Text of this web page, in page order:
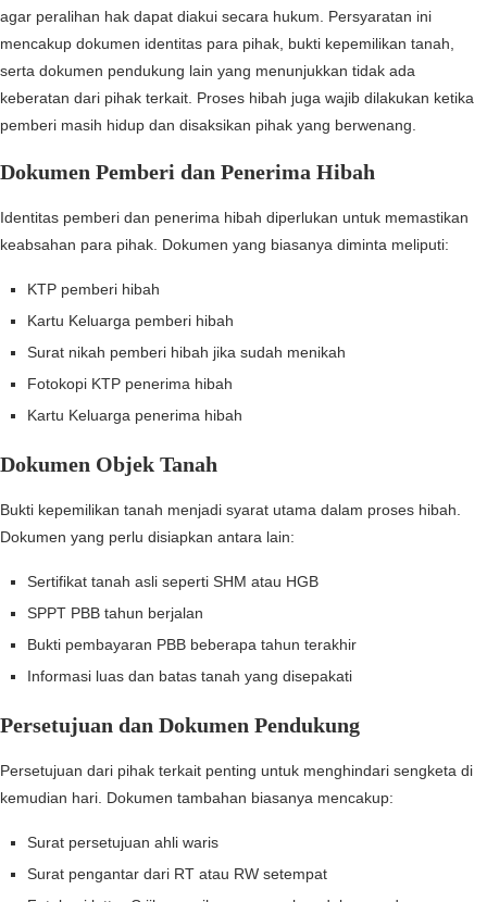
agar peralihan hak dapat diakui secara hukum. Persyaratan ini
mencakup dokumen identitas para pihak, bukti kepemilikan tanah,
serta dokumen pendukung lain yang menunjukkan tidak ada
keberatan dari pihak terkait. Proses hibah juga wajib dilakukan ketika
pemberi masih hidup dan disaksikan pihak yang berwenang.
Dokumen Pemberi dan Penerima Hibah
Identitas pemberi dan penerima hibah diperlukan untuk memastikan
keabsahan para pihak. Dokumen yang biasanya diminta meliputi:
KTP pemberi hibah
Kartu Keluarga pemberi hibah
Surat nikah pemberi hibah jika sudah menikah
Fotokopi KTP penerima hibah
Kartu Keluarga penerima hibah
Dokumen Objek Tanah
Bukti kepemilikan tanah menjadi syarat utama dalam proses hibah.
Dokumen yang perlu disiapkan antara lain:
Sertifikat tanah asli seperti SHM atau HGB
SPPT PBB tahun berjalan
Bukti pembayaran PBB beberapa tahun terakhir
Informasi luas dan batas tanah yang disepakati
Persetujuan dan Dokumen Pendukung
Persetujuan dari pihak terkait penting untuk menghindari sengketa di
kemudian hari. Dokumen tambahan biasanya mencakup:
Surat persetujuan ahli waris
Surat pengantar dari RT atau RW setempat